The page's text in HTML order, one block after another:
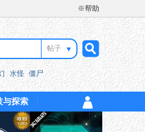
※帮助
帖子
搜
索
水怪 僵尸
与探索